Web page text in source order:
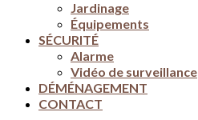
Jardinage
Équipements
SÉCURITÉ
Alarme
Vidéo de surveillance
DÉMÉNAGEMENT
CONTACT